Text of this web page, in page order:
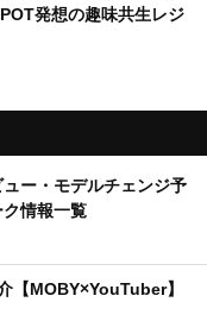
発想の趣味共生レジ
ュー・モデルチェンジ予
情報一覧
【MOBY×YouTuber】